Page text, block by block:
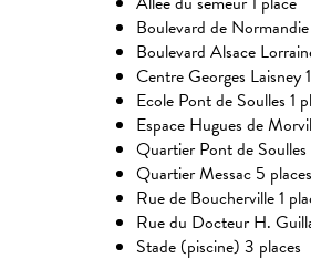
Boulevard de
Boulevard Alsace
Centre Georges Laisney
Ecole Pont de Soulles 1
Espace Hugues de
Quartier Pont de Soulles
Quartier Messac 5 places
Rue de Boucherville 1
Rue du Docteur H.
Stade (piscine) 3 places